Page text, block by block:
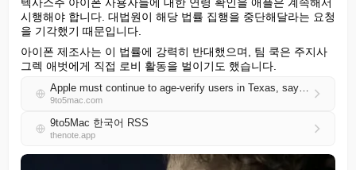
시행해야 합니다. 대법원이 해당 법률 집행을 중단해달라는 요청
을 기각했기 때문입니다.
아이폰 제조사는 이 법률에 강력히 반대했으며, 팀 쿡은 주지사
그렉 애벗에게 직접 로비 활동을 벌이기도 했습니다.
Apple must continue to age-verify users in Texas, says one-sentence ruling
9to5mac.com
9to5Mac 한국어 RSS
thenote.app